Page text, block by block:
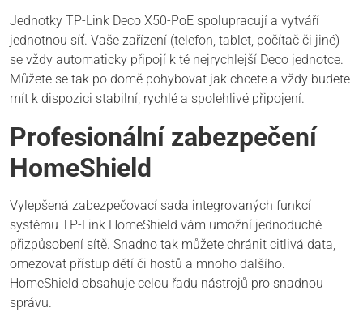
Jednotky TP-Link Deco X50-PoE spolupracují a vytváří
jednotnou síť. Vaše zařízení (telefon, tablet, počítač či jiné)
se vždy automaticky připojí k té nejrychlejší Deco jednotce.
Můžete se tak po domě pohybovat jak chcete a vždy budete
mít k dispozici stabilní, rychlé a spolehlivé připojení.
Profesionální zabezpečení
HomeShield
Vylepšená zabezpečovací sada integrovaných funkcí
systému TP-Link HomeShield vám umožní jednoduché
přizpůsobení sítě. Snadno tak můžete chránit citlivá data,
omezovat přístup dětí či hostů a mnoho dalšího.
HomeShield obsahuje celou řadu nástrojů pro snadnou
správu.